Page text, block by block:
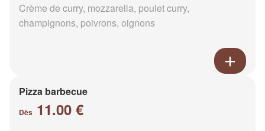
Crème de curry, mozzarella, poulet curry,
champignons, poivrons, oignons
Pizza barbecue
Dès 11.00 €